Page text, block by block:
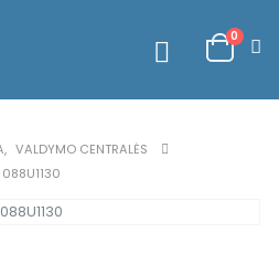
0
, VALDYMO CENTRALĖS
088U1130